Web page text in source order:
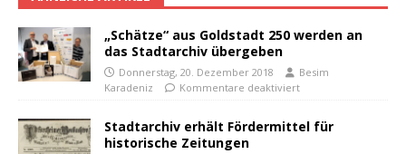
„Schätze“ aus Goldstadt 250 werden an
das Stadtarchiv übergeben
Donnerstag, 20. Dezember 2018
Besim
Karadeniz
Kommentare deaktiviert
Stadtarchiv erhält Fördermittel für
historische Zeitungen